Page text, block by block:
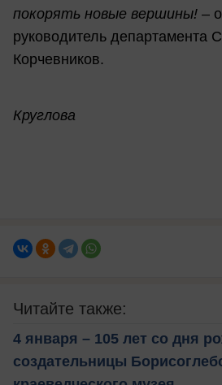
покорять новые вершины! –
руководитель департамента
Корчевников.
Круглова
Читайте также:
4 января – 105 лет со дня
создательницы